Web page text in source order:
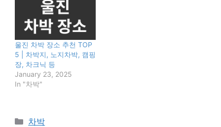
울진 차박 장소 추천 TOP
5 | 차박지, 노지차박, 캠핑
장, 차크닉 등
January 23, 2025
In "차박"
Categories
차박